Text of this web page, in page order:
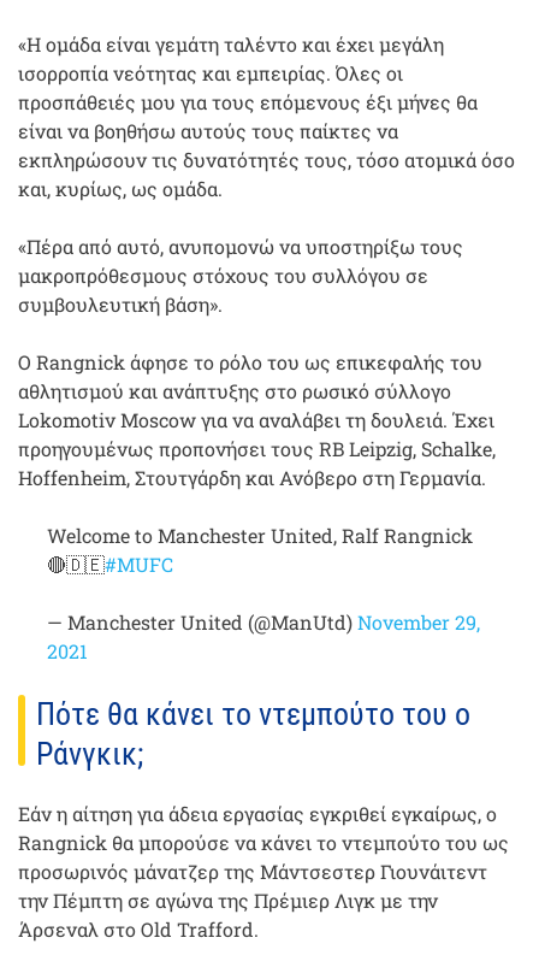
«Η ομάδα είναι γεμάτη ταλέντο και έχει μεγάλη
ισορροπία νεότητας και εμπειρίας. Όλες οι
προσπάθειές μου για τους επόμενους έξι μήνες θα
είναι να βοηθήσω αυτούς τους παίκτες να
εκπληρώσουν τις δυνατότητές τους, τόσο ατομικά όσο
και, κυρίως, ως ομάδα.
«Πέρα από αυτό, ανυπομονώ να υποστηρίξω τους
μακροπρόθεσμους στόχους του συλλόγου σε
συμβουλευτική βάση».
Ο Rangnick άφησε το ρόλο του ως επικεφαλής του
αθλητισμού και ανάπτυξης στο ρωσικό σύλλογο
Lokomotiv Moscow για να αναλάβει τη δουλειά. Έχει
προηγουμένως προπονήσει τους RB Leipzig, Schalke,
Hoffenheim, Στουτγάρδη και Ανόβερο στη Γερμανία.
Welcome to Manchester United, Ralf Rangnick
🔴🇩🇪#MUFC
— Manchester United (@ManUtd)November 29,
2021
Πότε θα κάνει το ντεμπούτο του ο
Ράνγκικ;
Εάν η αίτηση για άδεια εργασίας εγκριθεί εγκαίρως, ο
Rangnick θα μπορούσε να κάνει το ντεμπούτο του ως
προσωρινός μάνατζερ της Μάντσεστερ Γιουνάιτεντ
την Πέμπτη σε αγώνα της Πρέμιερ Λιγκ με την
Άρσεναλ στο Old Trafford.